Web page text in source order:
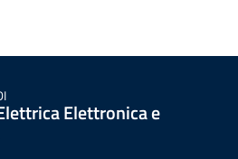
Elettronica e